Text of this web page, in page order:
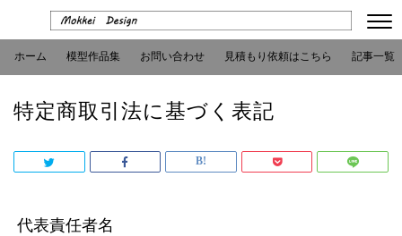
ホーム 模型作品集 お問い合わせ 見積もり依頼はこちら 記事一覧
特定商取引法に基づく表記
代表責任者名